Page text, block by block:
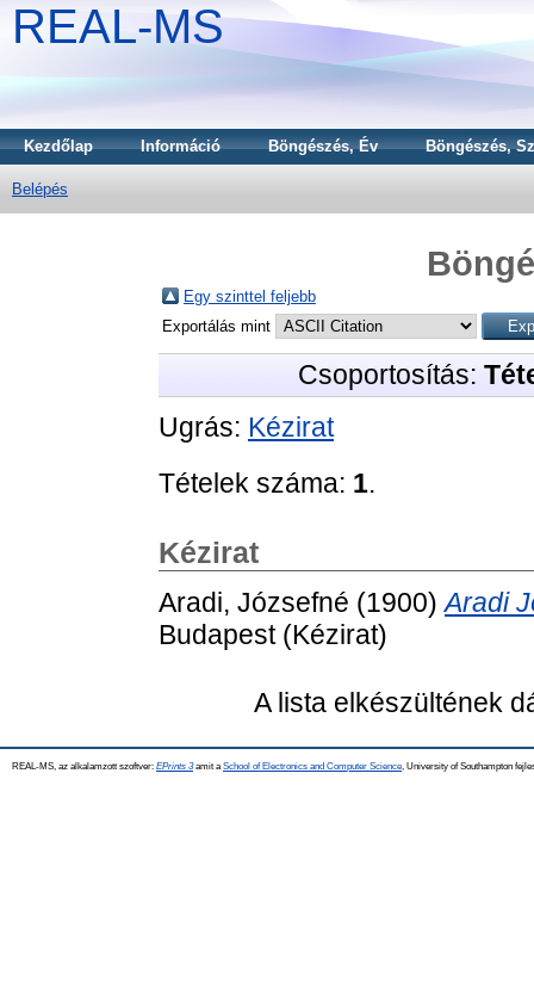
REAL-MS
Kezdőlap Információ Böngészés, Év Böngészés,
Belépés
Egy szinttel feljebb
Exportálás mint
Csoportosítás:
Ugrás: Kézirat
Tételek száma: 1.
Kézirat
Aradi, Józsefné (1900)Aradi
Budapest (Kézirat)
A lista elkészültének
REAL-MS, az alkalamzott szoftver: EPrints 3amit a School of Electronics and Computer Science , University of Southampton